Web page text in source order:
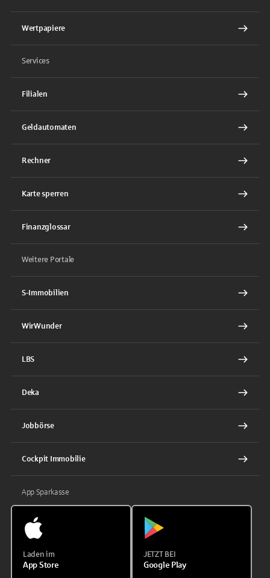
Wertpapiere
Services
Filialen
Geldautomaten
Rechner
Karte sperren
Finanzglossar
Weitere Portale
S-Immobilien
WirWunder
LBS
Deka
Jobbörse
Cockpit Immobilie
App Sparkasse
Laden im
App Store
JETZT BEI
Google Play